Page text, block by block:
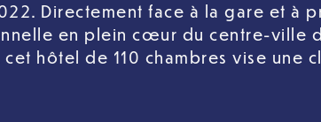
Directement face à la gare et à
en plein cœur du centre-ville
hôtel de 110 chambres vise une